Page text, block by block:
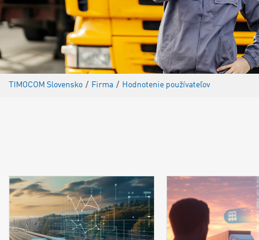
TIMOCOM Slovensko / Firma / Hodnotenie používateľov